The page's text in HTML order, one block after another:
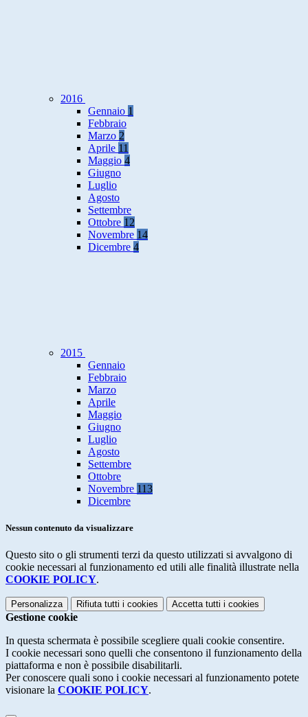
2016
Gennaio 1
Febbraio
Marzo 2
Aprile 11
Maggio 4
Giugno
Luglio
Agosto
Settembre
Ottobre 12
Novembre 14
Dicembre 4
2015
Gennaio
Febbraio
Marzo
Aprile
Maggio
Giugno
Luglio
Agosto
Settembre
Ottobre
Novembre 113
Dicembre
Nessun contenuto da visualizzare
Questo sito o gli strumenti terzi da questo utilizzati si avvalgono di
cookie necessari al funzionamento ed utili alle finalità illustrate nella
COOKIE POLICY.
Personalizza Rifiuta tutti i cookies Accetta tutti i cookies
Gestione cookie
In questa schermata è possibile scegliere quali cookie consentire.
I cookie necessari sono quelli che consentono il funzionamento della
piattaforma e non è possibile disabilitarli.
Per conoscere quali sono i cookie necessari al funzionamento potete
visionare la COOKIE POLICY.